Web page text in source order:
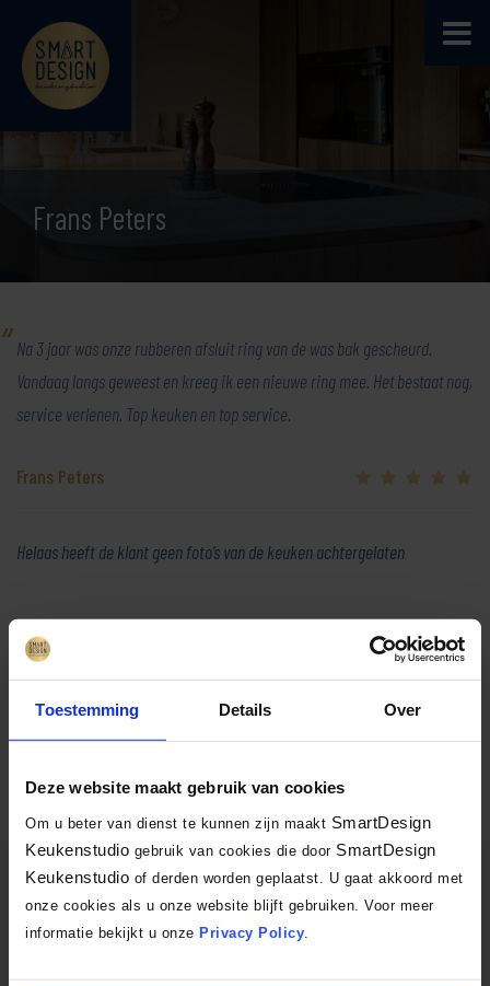
Toestemming Details Over
Deze website maakt gebruik van cookies
Om u beter van dienst te kunnen zijn maakt SmartDesign
Keukenstudio gebruik van cookies die door SmartDesign
Keukenstudio of derden worden geplaatst. U gaat akkoord met
onze cookies als u onze website blijft gebruiken. Voor meer
informatie bekijkt u onze Privacy Policy
Frans Peters
Na 3 jaar was onze rubberen afsluit ring van de was bak gescheurd.
Vandaag langs geweest en kreeg ik een nieuwe ring mee. Het bestaat nog,
service verlenen. Top keuken en top service.
Frans Peters
Helaas heeft de klant geen foto’s van de keuken achtergelaten
LinkedInEmail
SmartDesign Keukenstudio